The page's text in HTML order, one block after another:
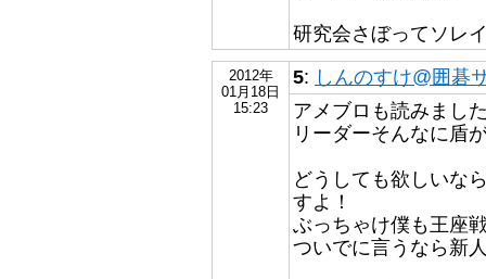
研究会さぼってソレ
2012年
01月18日
15:23
5: しんのすけ@囲碁
アメブロも読みまし
リーダーそんなに盾
どうしても欲しいな
すよ！
ぶっちゃけ僕も王座
ついでに言うなら新